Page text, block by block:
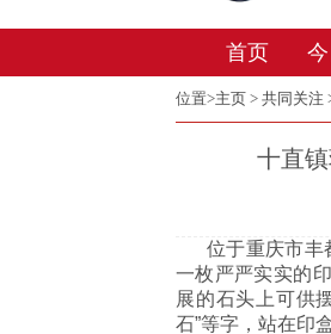
首页
位置>主页 > 共同关注
十直
位于重庆市丰
一枚严严实实的
展的石头上可供
石”等字，站在印